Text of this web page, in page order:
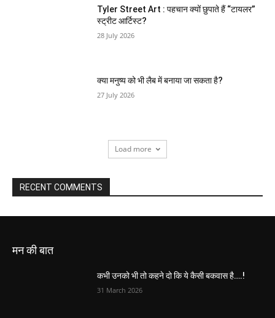
Tyler Street Art : पहचान क्यों छुपाते हैं “टायलर”
स्ट्रीट आर्टिस्ट?
28 July 2026
क्या मनुष्य को भी लैब में बनाया जा सकता है?
27 July 2026
Load more
RECENT COMMENTS
मन की बात
कभी उनको भी तो कहने दो कि ये कैसी बकवास है….!
31 March 2026